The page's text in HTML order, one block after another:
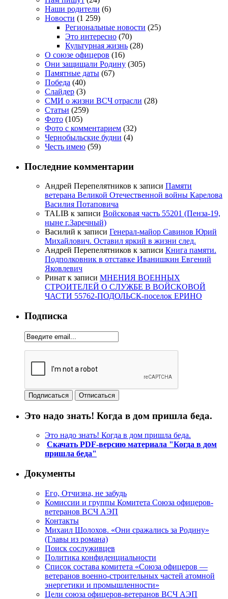
Наши родители (6)
Новости (1 259)
Региональные новости (25)
Это интересно (70)
Культурная жизнь (28)
О союзе офицеров (16)
Они защищали Родину (305)
Памятные даты (67)
Победа (40)
Слайдер (3)
СМИ о жизни ВСЧ отрасли (28)
Статьи (259)
Фото (105)
Фото с комментарием (32)
Чернобыльские будни (4)
Честь имею (59)
Последние комментарии
Андрей Перепелятников к записи Памяти
ветерана Великой Отечественной войны Карелова
Василия Потаповича
TALIB к записи Войсковая часть 55201 (Пенза-19,
ныне г.Заречный)
Василий к записи Генерал-майор Савинов Юрий
Михайлович. Оставил яркий в жизни след.
Андрей Перепелятников к записи Книга памяти.
Подполковник в отставке Иванишкин Евгений
Яковлевич
Ринат к записи МНЕНИЯ ВОЕННЫХ
СТРОИТЕЛЕЙ О СЛУЖБЕ В ВОЙСКОВОЙ
ЧАСТИ 55762-ПОДОЛЬСК-поселок ЕРИНО
Подписка
Это надо знать! Когда в дом пришла беда.
Это надо знать! Когда в дом пришла беда.
Скачать PDF-версию материала "Когда в дом
пришла беда"
Документы
Его, Отчизна, не забудь
Комиссии и группы Комитета Союза офицеров-
ветеранов ВСЧ АЭП
Контакты
Михаил Шолохов. «Они сражались за Родину»
(Главы из романа)
Поиск сослуживцев
Политика конфиденциальности
Список состава комитета «Союза офицеров —
ветеранов военно-строительных частей атомной
энергетики и промышленности»
Цели союза офицеров-ветеранов ВСЧ АЭП